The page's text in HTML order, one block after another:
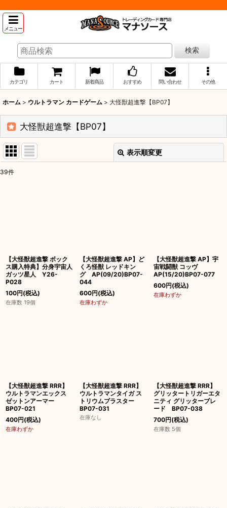
メニュー
検索
カテゴリ カート 新着商品 おすすめ 問い合わせ その他
ホーム > ウルトラマン カードゲーム > 大怪獣超進撃【BP07】
大怪獣超進撃【BP07】
表示順変更
39件
【大怪獣超進撃 ボック
ス購入特典】分身宇宙人
ガッツ星人 Y26-
P028
100円(税込)
在庫数 19個
【大怪獣超進撃 AP】ど
くろ怪獣 レッドキン
グ AP(09/20)BP07-
044
600円(税込)
在庫わずか
【大怪獣超進撃 AP】宇
宙戦闘獣 コッヴ
AP(15/20)BP07-077
600円(税込)
在庫わずか
【大怪獣超進撃 RRR】
ウルトラマンエックス
ゼットンアーマー
BP07-021
400円(税込)
在庫わずか
【大怪獣超進撃 RRR】
ウルトラマンタイガ ス
トリウムブラスター
BP07-031
在庫なし
【大怪獣超進撃 RRR】
グリッタートリガーエタ
ニティ グリッターブレ
ード BP07-038
700円(税込)
在庫数 5個